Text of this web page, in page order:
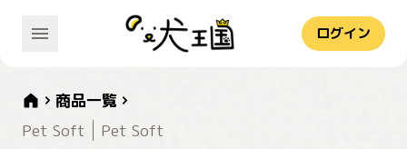
ログイン
商品一覧
Pet Soft
Pet Soft